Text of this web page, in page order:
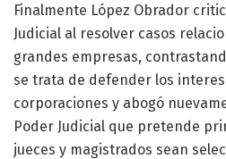
Finalmente López Obrador
Judicial al resolver casos
grandes empresas,
se trata de defender los
corporaciones y abogó
Poder Judicial que pretende
jueces y magistrados sean